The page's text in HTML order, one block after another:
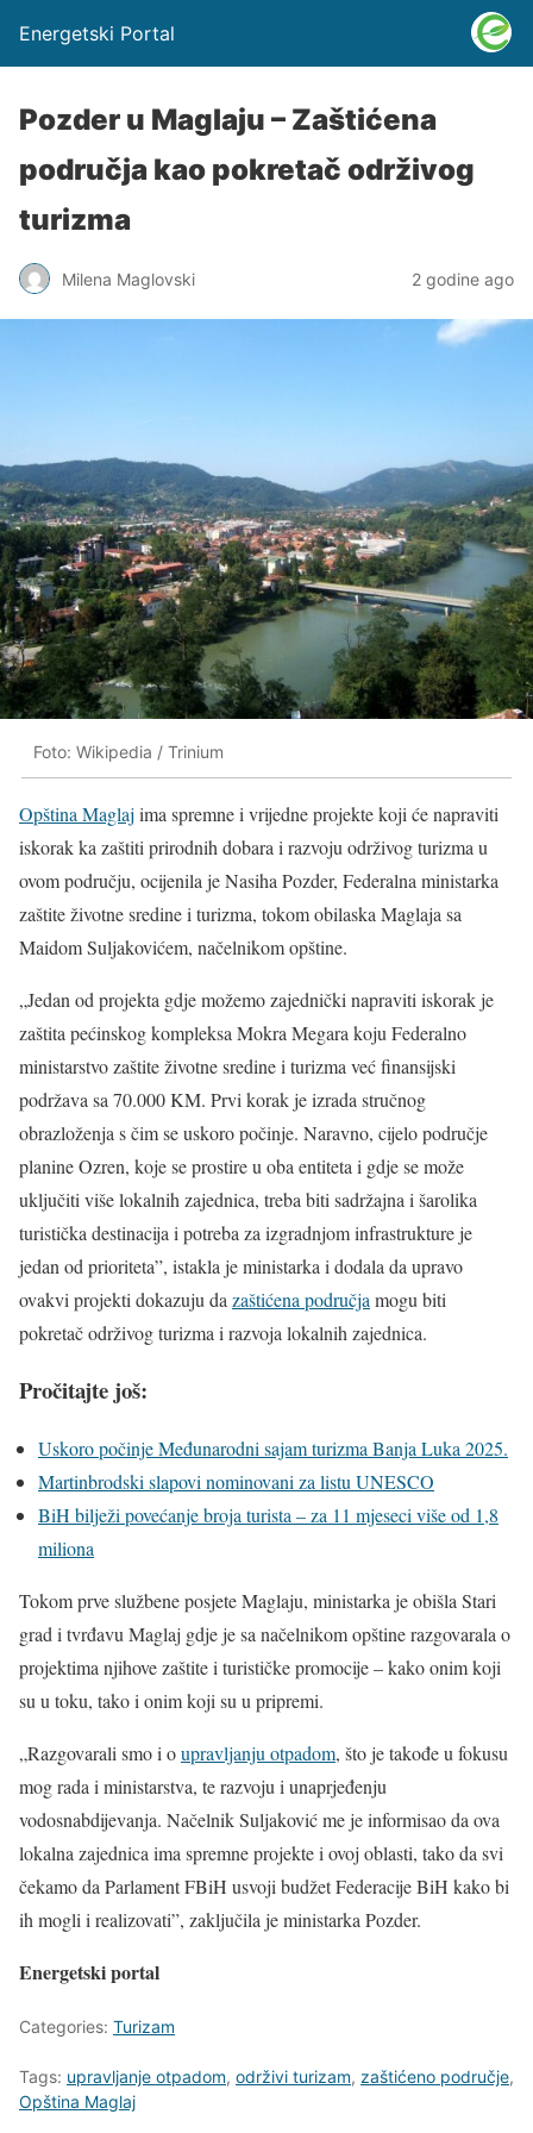
Energetski Portal
Pozder u Maglaju – Zaštićena
područja kao pokretač održivog
turizma
Milena Maglovski 2 godine ago
Foto: Wikipedia / Trinium
Opština Maglaj ima spremne i vrijedne projekte koji će napraviti
iskorak ka zaštiti prirodnih dobara i razvoju održivog turizma u
ovom području, ocijenila je Nasiha Pozder, Federalna ministarka
zaštite životne sredine i turizma, tokom obilaska Maglaja sa
Maidom Suljakovićem, načelnikom opštine.
„Jedan od projekta gdje možemo zajednički napraviti iskorak je
zaštita pećinskog kompleksa Mokra Megara koju Federalno
ministarstvo zaštite životne sredine i turizma već finansijski
podržava sa 70.000 KM. Prvi korak je izrada stručnog
obrazloženja s čim se uskoro počinje. Naravno, cijelo područje
planine Ozren, koje se prostire u oba entiteta i gdje se može
uključiti više lokalnih zajednica, treba biti sadržajna i šarolika
turistička destinacija i potreba za izgradnjom infrastrukture je
jedan od prioriteta”, istakla je ministarka i dodala da upravo
ovakvi projekti dokazuju da zaštićena područja mogu biti
pokretač održivog turizma i razvoja lokalnih zajednica.
Pročitajte još:
Uskoro počinje Međunarodni sajam turizma Banja Luka 2025.
Martinbrodski slapovi nominovani za listu UNESCO
BiH bilježi povećanje broja turista – za 11 mjeseci više od 1,8
miliona
Tokom prve službene posjete Maglaju, ministarka je obišla Stari
grad i tvrđavu Maglaj gdje je sa načelnikom opštine razgovarala o
projektima njihove zaštite i turističke promocije – kako onim koji
su u toku, tako i onim koji su u pripremi.
„Razgovarali smo i oupravljanju otpadom, što je takođe u fokusu
mog rada i ministarstva, te razvoju i unaprjeđenju
vodosnabdijevanja. Načelnik Suljaković me je informisao da ova
lokalna zajednica ima spremne projekte i ovoj oblasti, tako da svi
čekamo da Parlament FBiH usvoji budžet Federacije BiH kako bi
ih mogli i realizovati”, zaključila je ministarka Pozder.
Energetski portal
Categories: Turizam
Tags: upravljanje otpadom, održivi turizam, zaštićeno područje,
Opština Maglaj